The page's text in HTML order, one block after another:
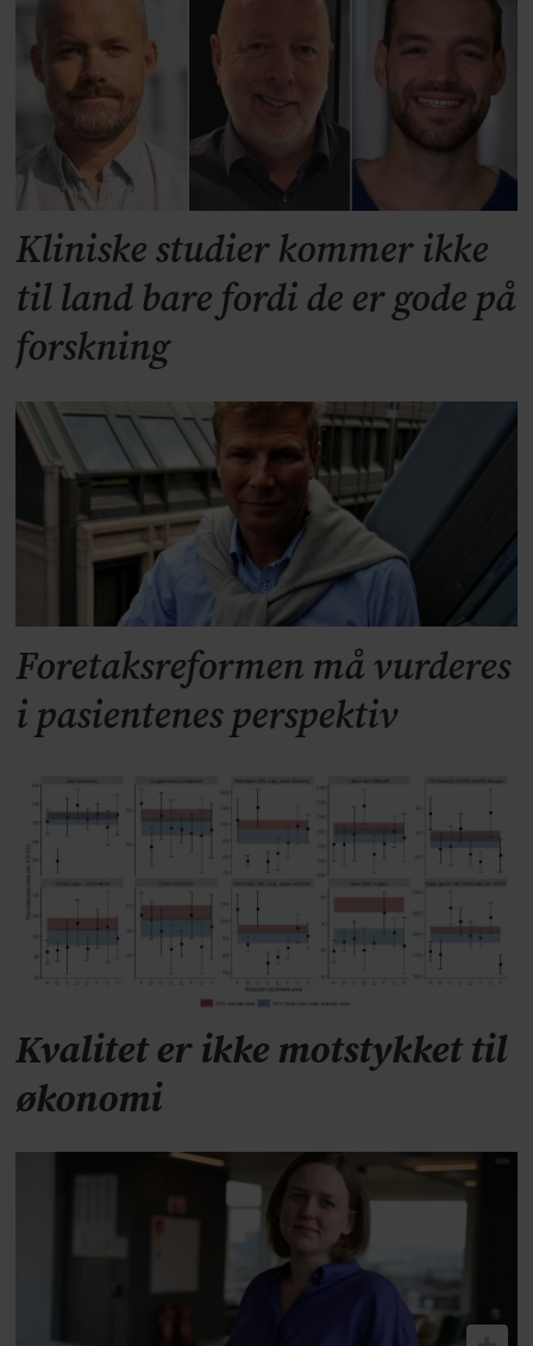
Kliniske studier kommer ikke
til land bare fordi de er gode på
forskning
Foretaksreformen må vurderes
i pasientenes perspektiv
Kvalitet er ikke motstykket til
økonomi